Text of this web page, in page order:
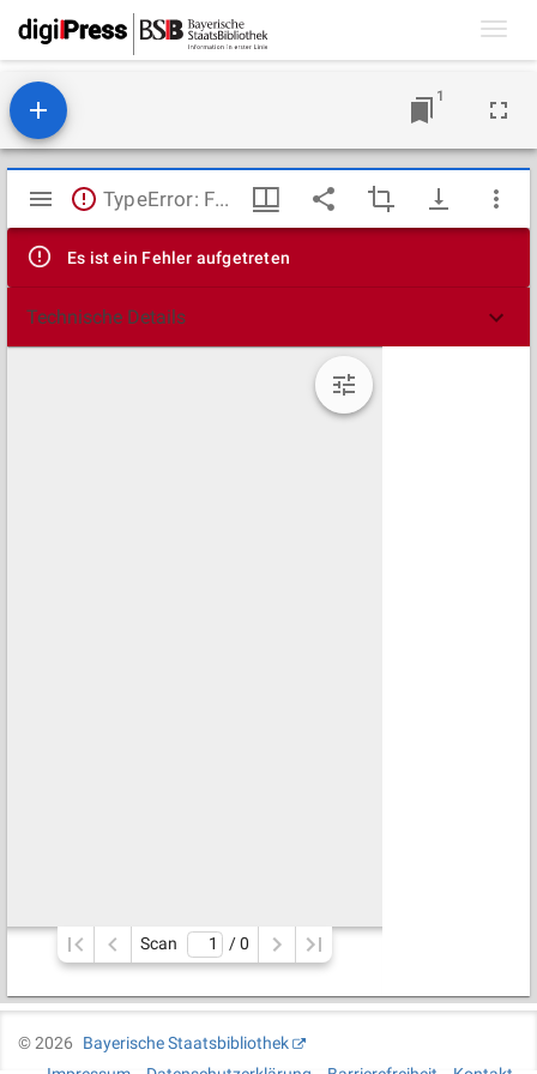
1
Mirador
Viewer
TypeError: Failed to fetch
Es ist ein Fehler aufgetreten
Technische Details
Scan / 0
©2026
Bayerische Staatsbibliothek